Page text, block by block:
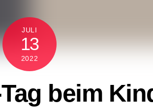
JULI
13
2022
beim